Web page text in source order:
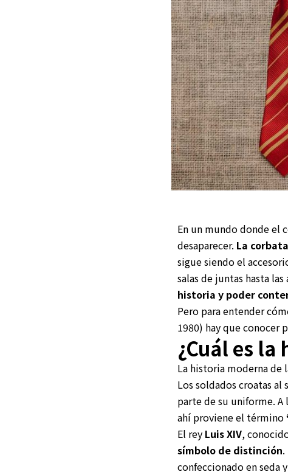
En un mundo donde el
desaparecer. La
sigue siendo el
salas de juntas hasta
historia y poder
Pero para entender
1980) hay que conocer
¿Cuál es
La historia moderna de
Los soldados croatas
parte de su uniforme.
ahí proviene el término
El rey Luis XIV,
símbolo de distinción
confeccionado en seda